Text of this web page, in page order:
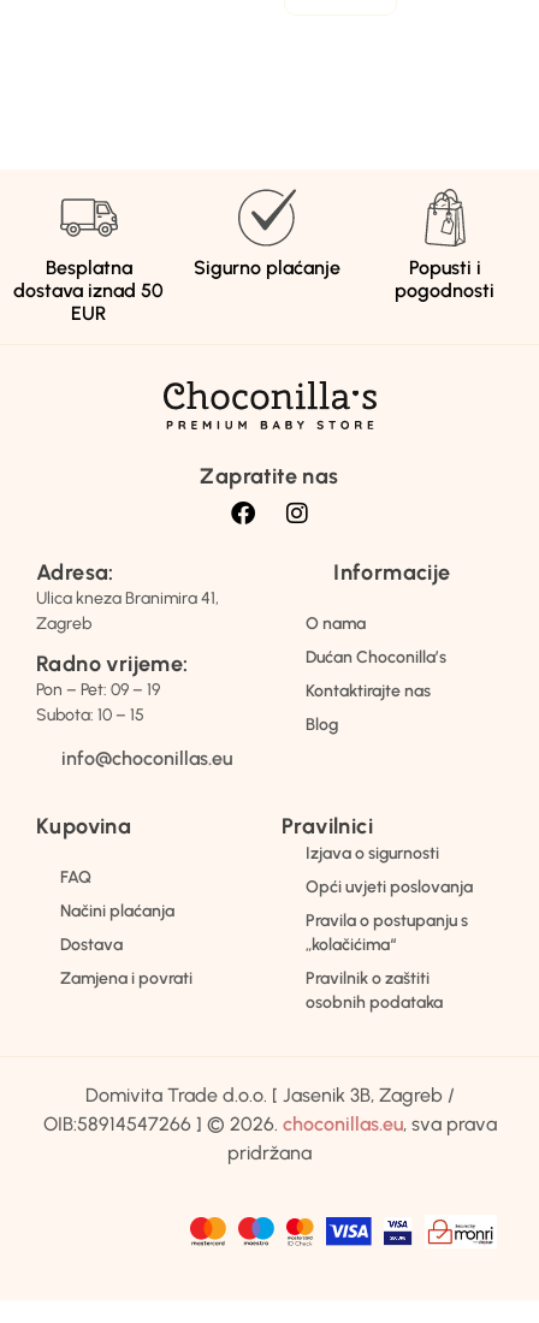
Besplatna
dostava iznad 50
EUR
Sigurno plaćanje
Popusti i
pogodnosti
Zapratite nas
Adresa:
Ulica kneza Branimira 41,
Zagreb
Radno vrijeme:
Pon – Pet: 09 – 19
Subota: 10 – 15
info@choconillas.eu
Informacije
O nama
Dućan Choconilla’s
Kontaktirajte nas
Blog
Kupovina
FAQ
Načini plaćanja
Dostava
Zamjena i povrati
Pravilnici
Izjava o sigurnosti
Opći uvjeti poslovanja
Pravila o postupanju s
„kolačićima“
Pravilnik o zaštiti
osobnih podataka
Domivita Trade d.o.o. [ Jasenik 3B, Zagreb /
OIB:58914547266 ] © 2026. choconillas.eu, sva prava
pridržana